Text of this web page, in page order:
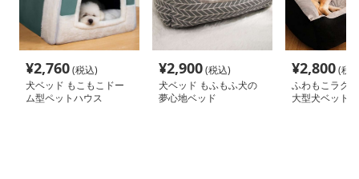
¥2,760(税込)
犬ベッド もこもこドー
ム型ペットハウス
¥2,900(税込)
犬ベッド もふもふ犬の
夢心地ベッド
¥2,800(税
ふわもこラグ
大型犬ベッド